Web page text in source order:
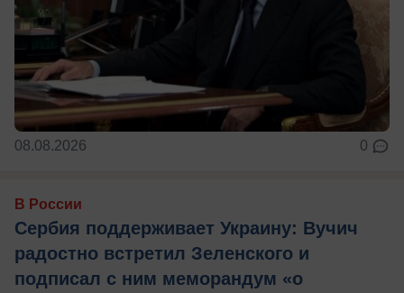
08.08.2026 0
В России
Сербия поддерживает Украину: Вучич
радостно встретил Зеленского и
подписал с ним меморандум «о